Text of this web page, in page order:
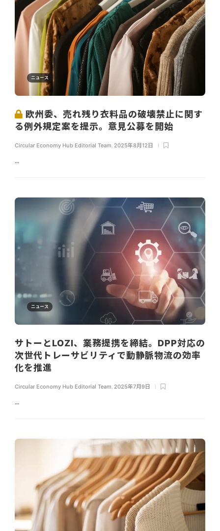
ニュース
欧州委、売れ残り衣料品の破壊禁止に関す
る例外規定案を提示。意見公募を開始
Circular Economy Hub Editorial Team, 2025年8月12日
...
ニュース
サトーとLOZI、業務提携を締結。DPP対応の
次世代トレーサビリティで動静脈物流の効率
化を推進
Circular Economy Hub Editorial Team 2025年7月9日
...